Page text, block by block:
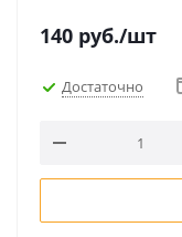
140 руб./шт
Достаточно